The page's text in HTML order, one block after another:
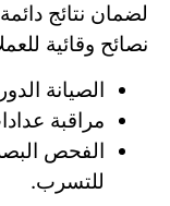
لضمان نتائج
نصائح وقائية
الصيانة
مراقبة
الفحص
للتسرب.